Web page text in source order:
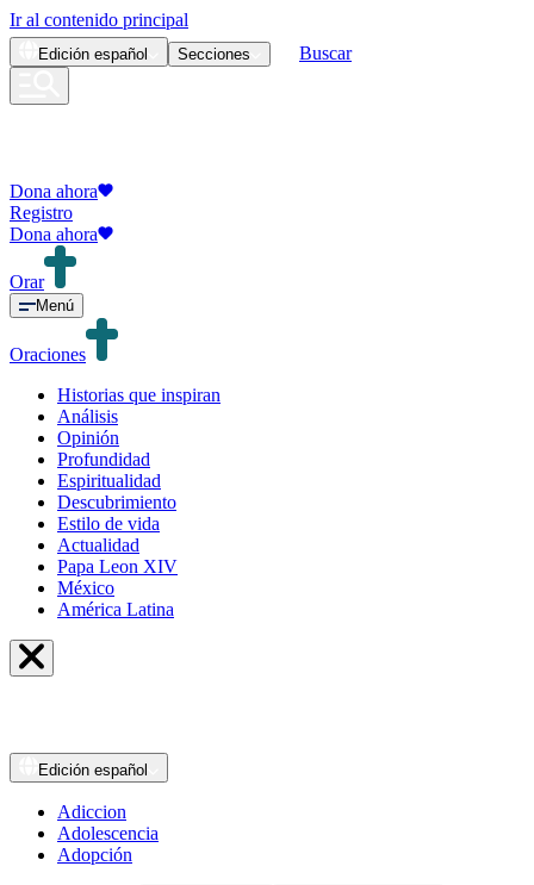
Ir al contenido principal
Edición español Secciones Buscar
Dona ahora
Registro
Dona ahora
Orar
Menú
Oraciones
Historias que inspiran
Análisis
Opinión
Profundidad
Espiritualidad
Descubrimiento
Estilo de vida
Actualidad
Papa Leon XIV
México
América Latina
Edición español
Adiccion
Adolescencia
Adopción